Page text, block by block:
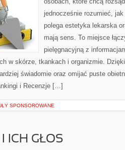
jednocześnie rozumieć,
polega estetyka lekarska
mają sens. To miejsce
pielęgnacyjną z
w skórze, tkankach i organizmie.
świadomie oraz omijać puste
i Recenzje […]
SPONSOROWANE
ICH GŁOS